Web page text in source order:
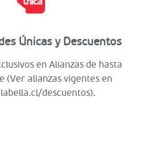
Únicas y Descuentos
en Alianzas de hasta
(Ver alianzas vigentes en
descuentos).